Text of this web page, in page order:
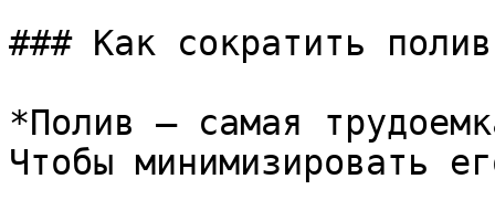
### Как сократить
*Полив – самая
Чтобы минимизировать